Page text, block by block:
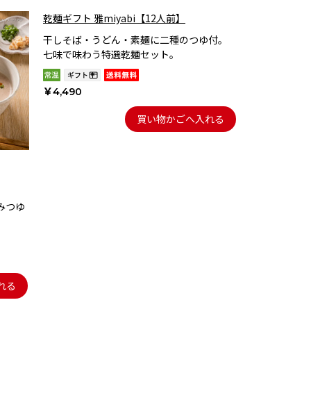
乾麺ギフト 雅miyabi【12人前】
干しそば・うどん・素麺に二種のつゆ付。
七味で味わう特選乾麺セット。
￥4,490
買い物かごへ入れる
つゆ
る